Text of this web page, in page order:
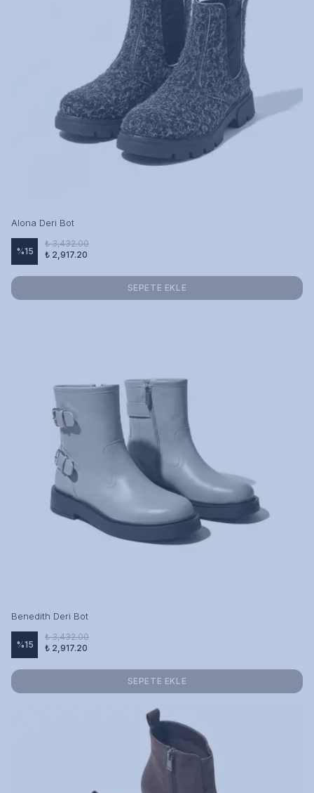
Alona Deri Bot
%15
₺ 3,432.00
₺ 2,917.20
SEPETE EKLE
Benedith Deri Bot
%15
₺ 3,432.00
₺ 2,917.20
SEPETE EKLE